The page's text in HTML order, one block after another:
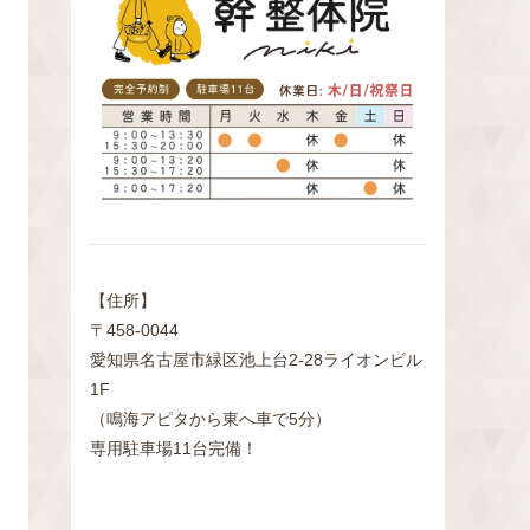
【住所】
〒458-0044
愛知県名古屋市緑区池上台2‐28ライオンビル
1F
（鳴海アピタから東へ車で5分）
専用駐車場11台完備！